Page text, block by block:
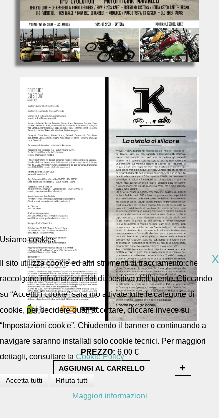
PREZZO:6,00 €
Usiamo cookies
X
Il sito utilizza cookie ed altri strumenti di tracciamento che
raccolgono informazioni dal dispositivo dell’utente. Cliccando
su “Accetto i cookie” saranno attivate tutte le categorie di
cookie, per decidere quali accettare, cliccare invece su
“Impostazioni cookie”. Chiudendo il banner o continuando a
navigare saranno installati solo cookie tecnici. Per maggiori
dettagli, consultare la Cookie Policy
Accetta tutti Rifiuta tutti
Maggiori informazioni